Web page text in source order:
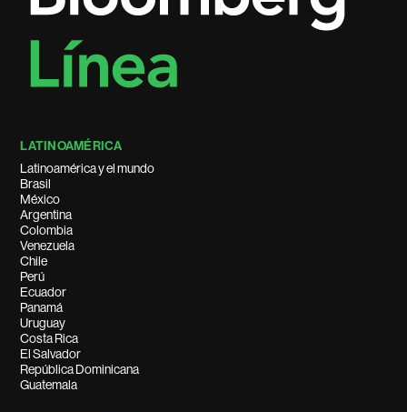
LATINOAMÉRICA
Latinoamérica y el mundo
Brasil
México
Argentina
Colombia
Venezuela
Chile
Perú
Ecuador
Panamá
Uruguay
Costa Rica
El Salvador
República Dominicana
Guatemala